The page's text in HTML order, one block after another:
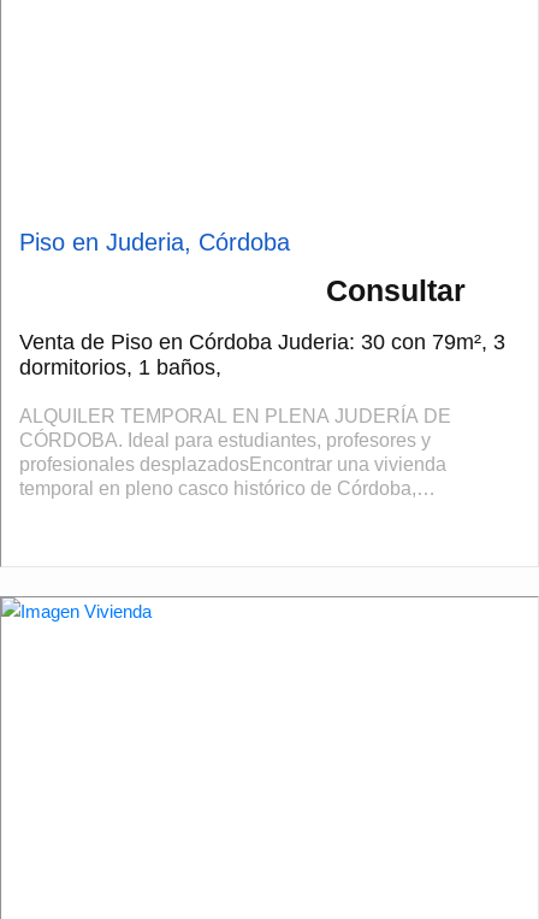
Piso en Juderia, Córdoba
Consultar
Venta de Piso en Córdoba Juderia: 30 con 79m², 3
dormitorios, 1 baños,
ALQUILER TEMPORAL EN PLENA JUDERÍA DE
CÓRDOBA. Ideal para estudiantes, profesores y
profesionales desplazadosEncontrar una vivienda
temporal en pleno casco histórico de Córdoba,